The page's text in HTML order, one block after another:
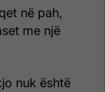
në pah,
me një
nuk është